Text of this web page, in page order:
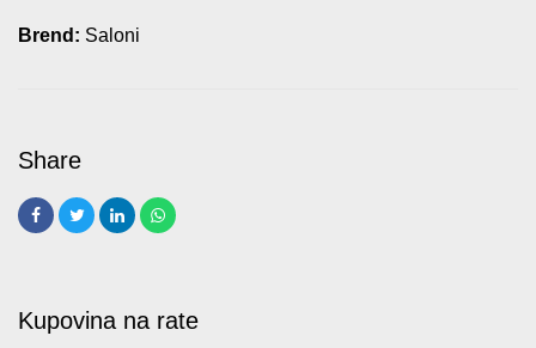
Brend: Saloni
Kupovina na rate